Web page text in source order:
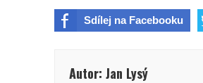
Sdílej na Facebooku
Autor: Jan Lysý